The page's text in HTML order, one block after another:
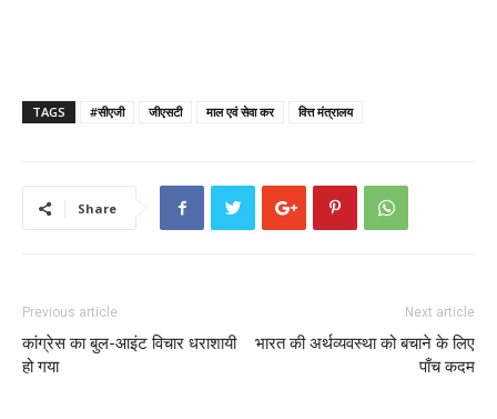
TAGS #सीएजी जीएसटी माल एवं सेवा कर वित्त मंत्रालय
Share
Previous article
कांग्रेस का बुल-आइंट विचार धराशायी
हो गया
Next article
भारत की अर्थव्यवस्था को बचाने के लिए
पाँच कदम